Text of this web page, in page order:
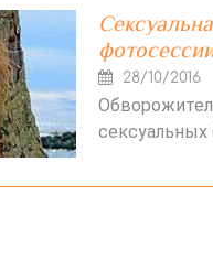
28/10/2016
сексуальных